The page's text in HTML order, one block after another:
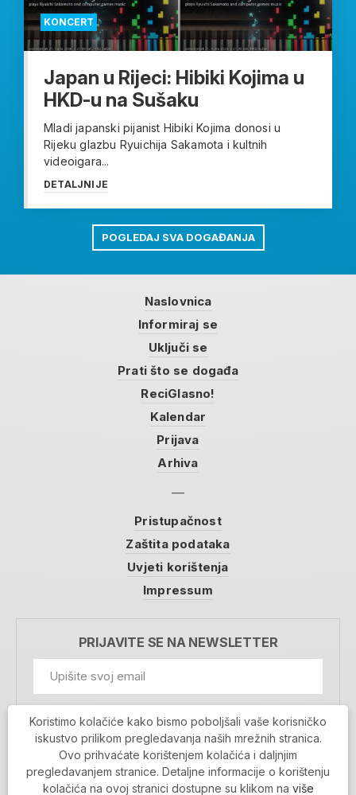
KONCERT
Japan u Rijeci: Hibiki Kojima u
HKD-u na Sušaku
Mladi japanski pijanist Hibiki Kojima donosi u
Rijeku glazbu Ryuichija Sakamota i kultnih
videoigara...
DETALJNIJE
POGLEDAJ SVA DOGAĐANJA
Naslovnica
Informiraj se
Uključi se
Prati što se događa
ReciGlasno!
Kalendar
Prijava
Arhiva
Pristupačnost
Zaštita podataka
Uvjeti korištenja
Impressum
PRIJAVITE SE NA NEWSLETTER
Prihvaćam da se moji podaci spremaju u bazu
podataka i koriste u svrhu slanja MojaRijeka
newslettera
MOJARIJEKA NEWSLETTER
Koristimo kolačiće kako bismo poboljšali vaše korisničko
iskustvo prilikom pregledavanja naših mrežnih stranica.
Ovo prihvaćate korištenjem kolačića i daljnjim
pregledavanjem stranice. Detaljne informacije o korištenju
kolačića na ovoj stranici dostupne su klikom na više